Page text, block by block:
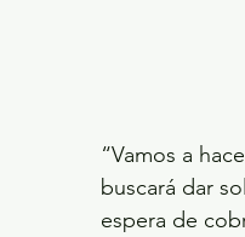
“Vamos a
buscará dar
espera de